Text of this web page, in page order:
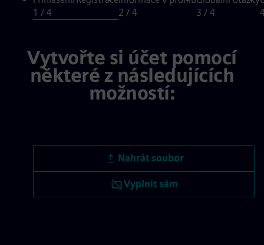
1 / 4
2 / 4
3 / 4
Vytvořte si účet pomocí
některé z následujících
možností:
Nahrát soubor
Vyplnit sám
Nahrát životopis později